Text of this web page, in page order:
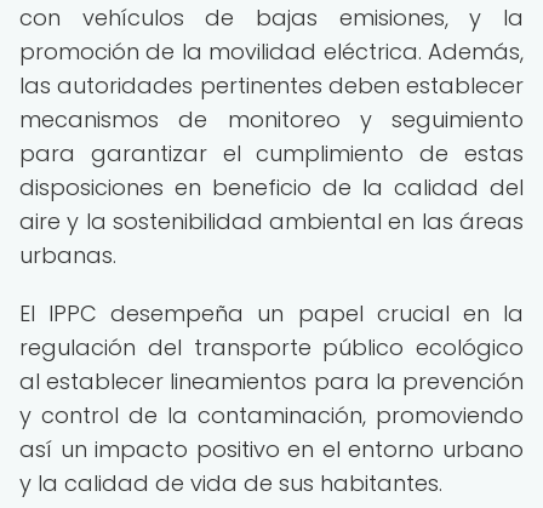
con vehículos de bajas emisiones, y la
promoción de la movilidad eléctrica. Además,
las autoridades pertinentes deben establecer
mecanismos de monitoreo y seguimiento
para garantizar el cumplimiento de estas
disposiciones en beneficio de la calidad del
aire y la sostenibilidad ambiental en las áreas
urbanas.
El IPPC desempeña un papel crucial en la
regulación del transporte público ecológico
al establecer lineamientos para la prevención
y control de la contaminación, promoviendo
así un impacto positivo en el entorno urbano
y la calidad de vida de sus habitantes.